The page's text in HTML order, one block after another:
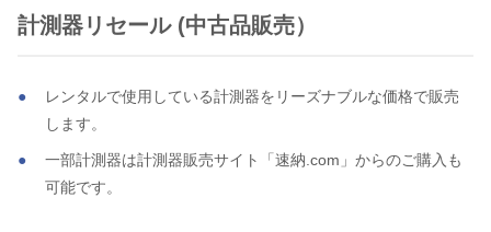
計測器リセール (中古品販売）
レンタルで使用している計測器をリーズナブルな価格で販売
します。
一部計測器は計測器販売サイト「速納.com」からのご購入も
可能です。